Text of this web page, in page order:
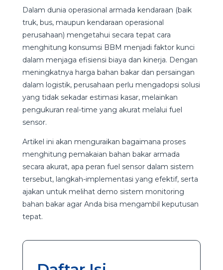
Dalam dunia operasional armada kendaraan (baik
truk, bus, maupun kendaraan operasional
perusahaan) mengetahui secara tepat cara
menghitung konsumsi BBM menjadi faktor kunci
dalam menjaga efisiensi biaya dan kinerja. Dengan
meningkatnya harga bahan bakar dan persaingan
dalam logistik, perusahaan perlu mengadopsi solusi
yang tidak sekadar estimasi kasar, melainkan
pengukuran real-time yang akurat melalui fuel
sensor.
Artikel ini akan menguraikan bagaimana proses
menghitung pemakaian bahan bakar armada
secara akurat, apa peran fuel sensor dalam sistem
tersebut, langkah-implementasi yang efektif, serta
ajakan untuk melihat demo sistem monitoring
bahan bakar agar Anda bisa mengambil keputusan
tepat.